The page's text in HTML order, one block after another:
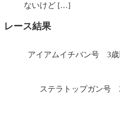
ないけど […]
レース結果
アイアムイチバン号 3
ステラトップガン